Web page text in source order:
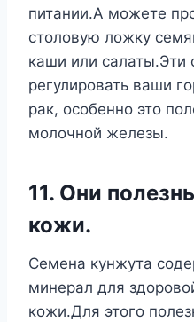
питании.А можете
столовую ложку
каши или салаты.Эти
регулировать ваши
рак, особенно это
молочной железы.
11. Они
кожи.
Семена кунжута
минерал для
кожи.Для этого